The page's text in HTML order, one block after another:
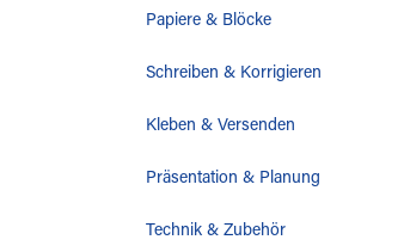
Papiere & Blöcke
Schreiben & Korrigieren
Kleben & Versenden
Präsentation & Planung
Technik & Zubehör